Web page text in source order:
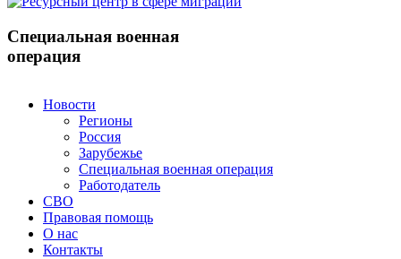
Специальная военная
операция
Новости
Регионы
Россия
Зарубежье
Специальная военная операция
Работодатель
СВО
Правовая помощь
О нас
Контакты